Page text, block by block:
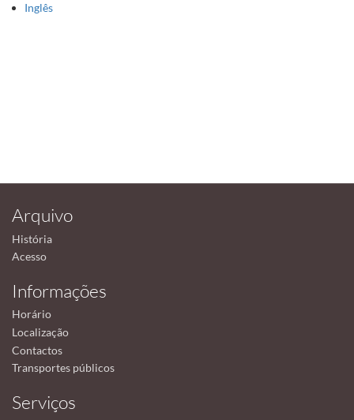
Inglês
Arquivo
História
Acesso
Informações
Horário
Localização
Contactos
Transportes públicos
Serviços